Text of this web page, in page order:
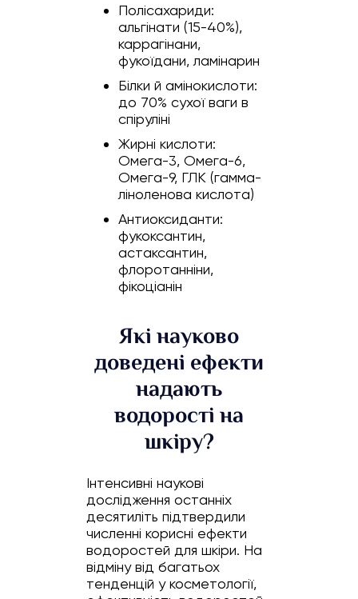
Полісахариди:
альгінати (15-40%),
каррагінани,
фукоїдани, ламінарин
Білки й амінокислоти:
до 70% сухої ваги в
спіруліні
Жирні кислоти:
Омега-3, Омега-6,
Омега-9, ГЛК (гамма-
ліноленова кислота)
Антиоксиданти:
фукоксантин,
астаксантин,
флоротанніни,
фікоціанін
Які науково
доведені ефекти
надають
водорості на
шкіру?
Інтенсивні наукові
дослідження останніх
десятиліть підтвердили
численні корисні ефекти
водоростей для шкіри. На
відміну від багатьох
тенденцій у косметології,